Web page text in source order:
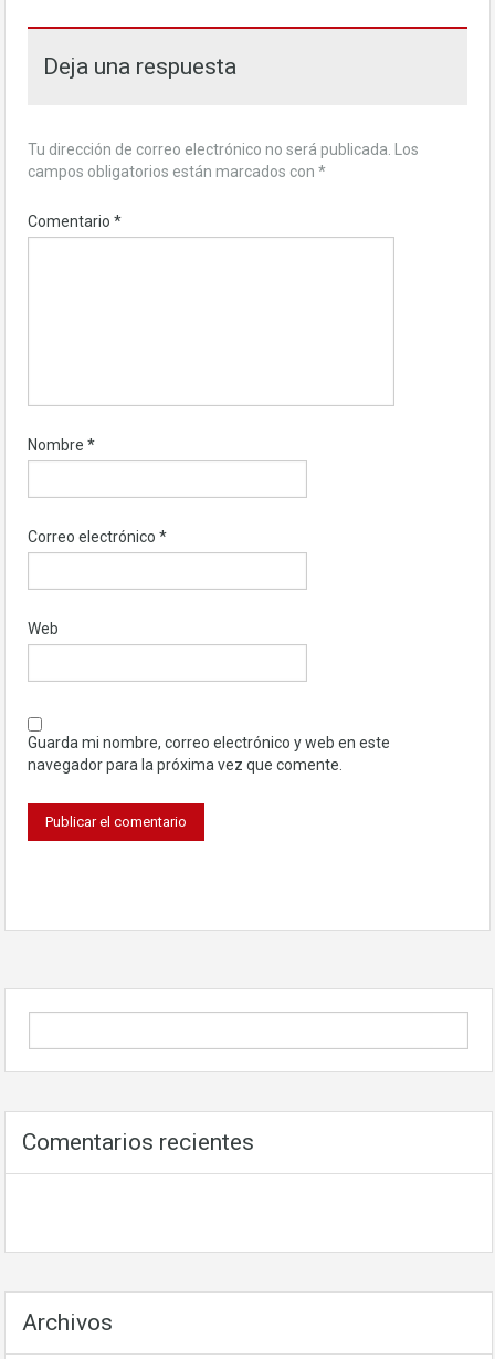
Deja una respuesta
Tu dirección de correo electrónico no será publicada.
Los
campos obligatorios están marcados con *
Comentario *
Nombre *
Correo electrónico *
Web
Guarda mi nombre, correo electrónico y web en este
navegador para la próxima vez que comente.
Comentarios recientes
Archivos